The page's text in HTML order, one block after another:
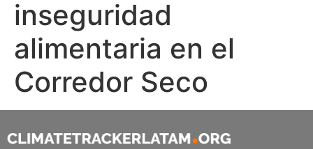
inseguridad
alimentaria en el
Corredor Seco